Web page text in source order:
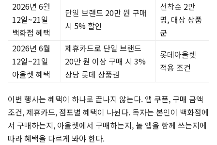
2026년 6월
12일~21일
백화점 혜택
단일 브랜드 20만 원 구매
시 5% 할인
선착순 2만
명, 대상 상품
군
2026년 6월
12일~21일
아울렛 혜택
제휴카드로 단일 브랜드
20만 원 이상 구매 시 3%
상당 롯데 상품권
롯데아울렛
적용 조건
이번 행사는 혜택이 하나로 끝나지 않는다. 앱 쿠폰, 구매 금액
조건, 제휴카드, 점포별 혜택이 나뉜다. 독자는 본인이 백화점에
서 구매하는지, 아울렛에서 구매하는지, 놀 앱을 함께 쓰는지에
따라 혜택을 다르게 봐야 한다.